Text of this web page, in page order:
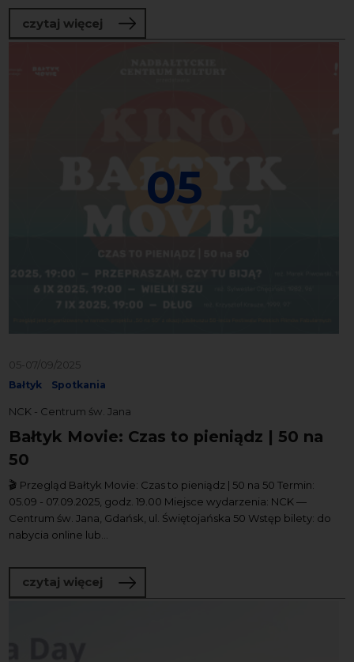
czytaj więcej o EUROPA – WYZWANIA WCIĄŻ
05
05-07/09/2025
Bałtyk Spotkania
NCK - Centrum św. Jana
Bałtyk Movie: Czas to pieniądz | 50 na
50
🎬 Przegląd Bałtyk Movie: Czas to pieniądz | 50 na 50 Termin:
05.09 - 07.09.2025, godz. 19.00 Miejsce wydarzenia: NCK —
Centrum św. Jana, Gdańsk, ul. Świętojańska 50 Wstęp bilety: do
nabycia online lub...
czytaj więcej o Bałtyk Movie: Czas to pieniądz | 50